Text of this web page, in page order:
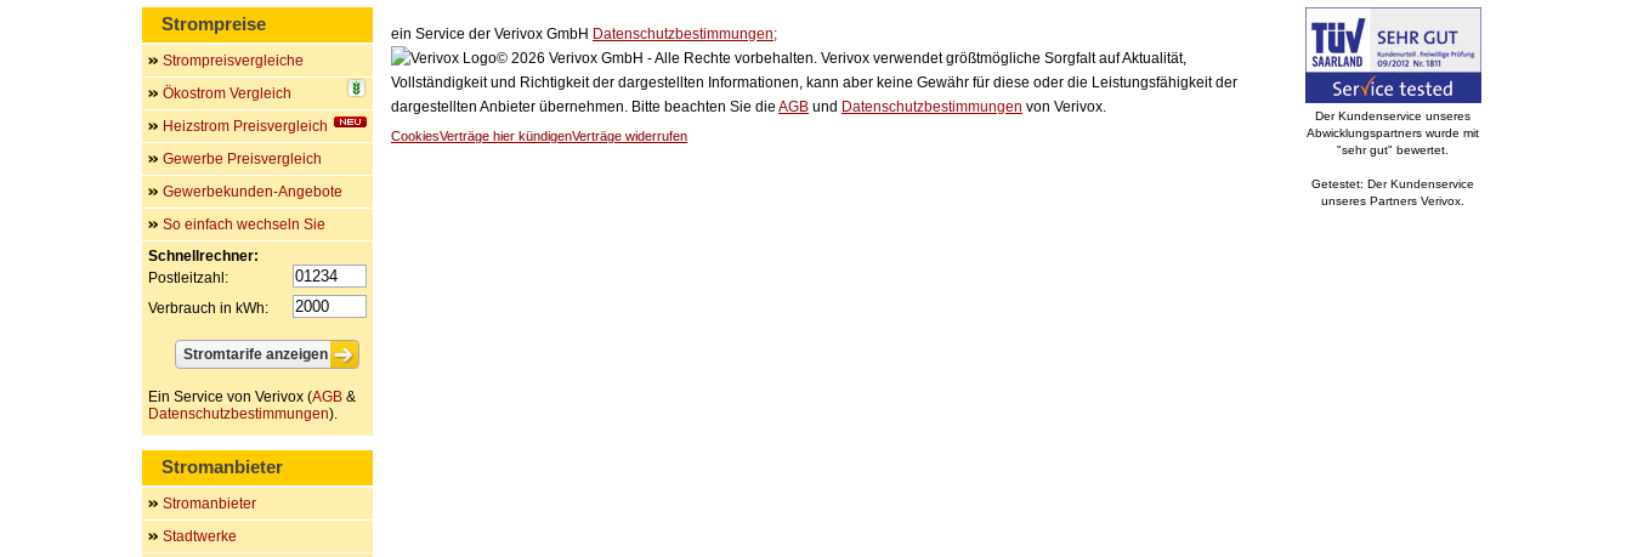
ein Service der Verivox GmbH Datenschutzbestimmungen;
© 2026 Verivox GmbH - Alle Rechte vorbehalten. Verivox verwendet größtmögliche Sorgfalt auf Aktualität,
Vollständigkeit und Richtigkeit der dargestellten Informationen, kann aber keine Gewähr für diese oder die Leistungsfähigkeit der
dargestellten Anbieter übernehmen. Bitte beachten Sie die AGB und Datenschutzbestimmungen von Verivox.
CookiesVerträge hier kündigenVerträge widerrufen
Strompreise
Strompreisvergleiche
Ökostrom Vergleich
Heizstrom Preisvergleich
Gewerbe Preisvergleich
Gewerbekunden-Angebote
So einfach wechseln Sie
Schnellrechner:
Postleitzahl:
Verbrauch in kWh:
Ein Service von Verivox (AGB &
Datenschutzbestimmungen).
Stromanbieter
Stromanbieter
Stadtwerke
Der Kundenservice unseres
Abwicklungspartners wurde mit
"sehr gut" bewertet.
Getestet: Der Kundenservice
unseres Partners Verivox.